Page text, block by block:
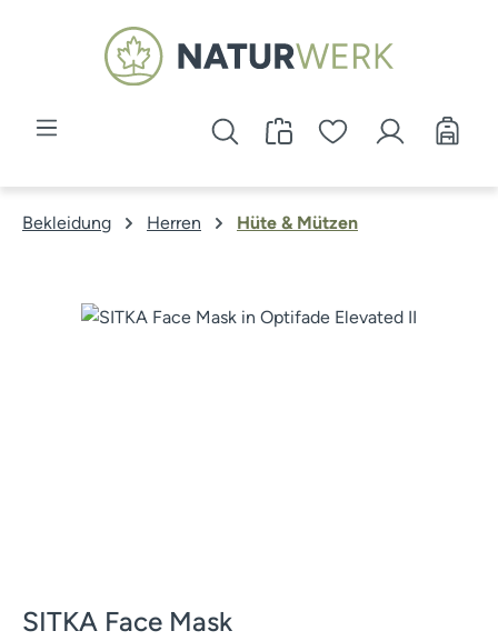
Zum Hauptinhalt springen
Bekleidung Herren Hüte & Mützen
Bildergalerie überspringen
SITKA Face Mask